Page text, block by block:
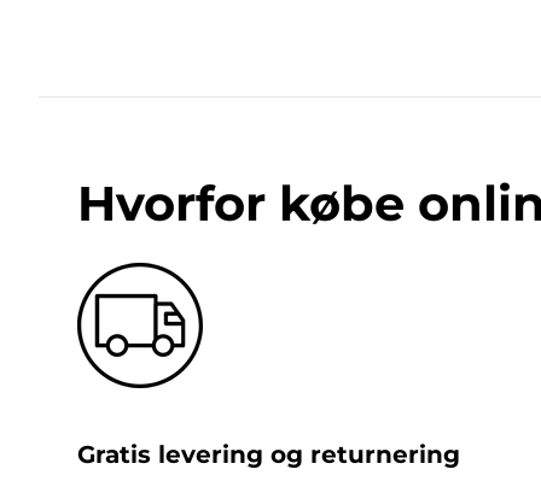
Hvorfor købe
Gratis levering og returnering